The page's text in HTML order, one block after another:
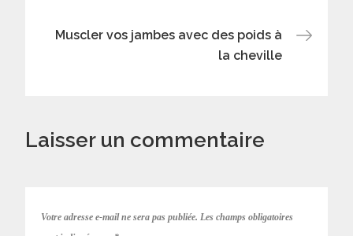
l’article
Muscler vos jambes avec des poids à
la cheville
Laisser un commentaire
Votre adresse e-mail ne sera pas publiée. Les champs obligatoires